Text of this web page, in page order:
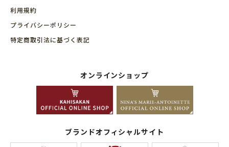
利用規約
プライバシーポリシー
特定商取引法に基づく表記
オンラインショップ
ブランドオフィシャルサイト